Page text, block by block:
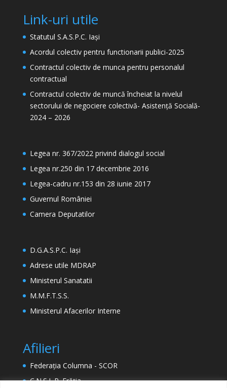
Link-uri utile
Statutul S.A.S.P.C. Iași
Acordul colectiv pentru functionarii publici-2025
Contractul colectiv de munca pentru personalul
contractual
Contractul colectiv de muncă încheiat la nivelul
sectorului de negociere colectivă- Asistență Socială-
2024 – 2026
Legea nr. 367/2022 privind dialogul social
Legea nr.250 din 17 decembrie 2016
Legea-cadru nr.153 din 28 iunie 2017
Guvernul României
Camera Deputatilor
D.G.A.S.P.C. Iași
Adrese utile MDRAP
Ministerul Sanatatii
M.M.F.T.S.S.
Ministerul Afacerilor Interne
Afilieri
Federația Columna - SCOR
C.N.S.L.R. Frăția